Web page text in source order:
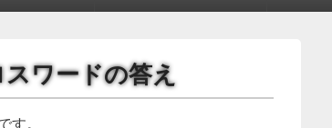
スワードの答え
す。